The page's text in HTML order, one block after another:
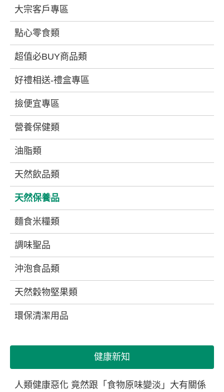
大宗客戶專區
點心零食類
超值必BUY商品類
好禮相送-禮盒專區
撿便宜專區
營養保健類
油脂類
天然飲品類
天然保養品
麵食米糧類
調味聖品
沖泡食品類
天然穀物堅果類
環保清潔用品
健康新知
人類健康惡化 竟然跟「食物原味變淡」大有關係